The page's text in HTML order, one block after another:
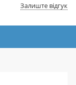
Залиште відгук